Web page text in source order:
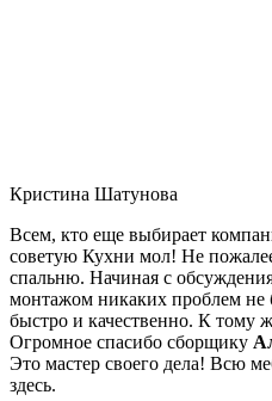
Кристина Шатунова
Всем, кто еще выбирает
советую Кухни мол! Не
спальню. Начиная с обсуждения
монтажом никаких проблем не
быстро и качественно. К тому
Огромное спасибо сборщику
Это мастер своего дела! Всю
здесь.